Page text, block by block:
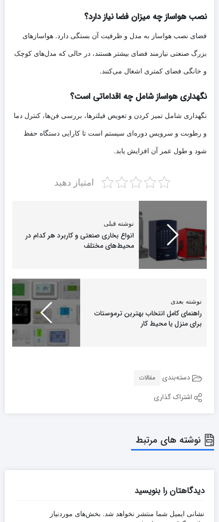
نصب هواساز چه میزان فضا نیاز دارد؟
فضای نصب هواساز به مدل و ظرفیت آن بستگی دارد. هواسازهای
بزرگ صنعتی نیازمند فضای بیشتر هستند، در حالی که مدل‌های کوچک
و خانگی فضای کمتری اشغال می‌کنند.
نگهداری هواساز شامل چه اقداماتی است؟
نگهداری شامل تمیز کردن و تعویض فیلترها، بررسی فن‌ها، کنترل دما
و رطوبت و سرویس دوره‌ای سیستم است تا کارایی دستگاه حفظ
شود و طول عمر آن افزایش یابد.
امتیاز دهید
نوشته قبلی
انواع بخاری صنعتی و کاربرد هر کدام در
محیط‌های مختلف
نوشته بعدی
راهنمای کامل انتخاب بهترین ترموستات
برای منزل یا محیط کار
دسته‌بندی مقالات
اشتراک گذاری
نوشته های مرتبط
دیدگاهتان را بنویسید
نشانی ایمیل شما منتشر نخواهد شد. بخش‌های موردنیاز